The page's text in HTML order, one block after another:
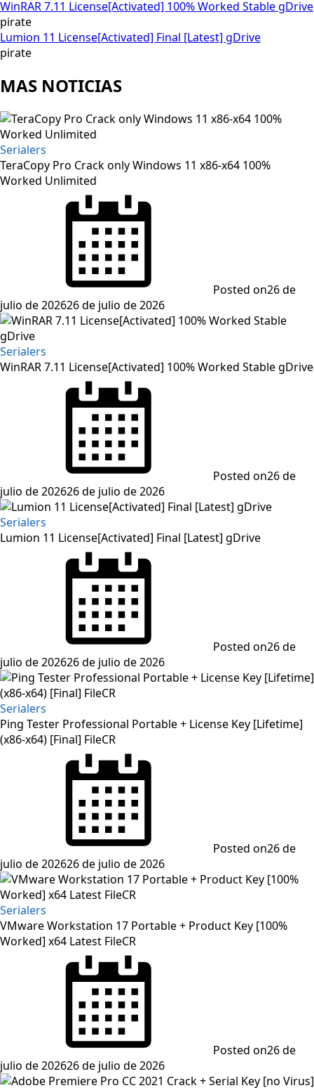
WinRAR 7.11 License[Activated] 100% Worked Stable gDrive
pirate
Lumion 11 License[Activated] Final [Latest] gDrive
pirate
MAS NOTICIAS
Serialers
TeraCopy Pro Crack only Windows 11 x86-x64 100%
Worked Unlimited
Posted on26 de
julio de 202626 de julio de 2026
Serialers
WinRAR 7.11 License[Activated] 100% Worked Stable gDrive
Posted on26 de
julio de 202626 de julio de 2026
Serialers
Lumion 11 License[Activated] Final [Latest] gDrive
Posted on26 de
julio de 202626 de julio de 2026
Serialers
Ping Tester Professional Portable + License Key [Lifetime]
(x86-x64) [Final] FileCR
Posted on26 de
julio de 202626 de julio de 2026
Serialers
VMware Workstation 17 Portable + Product Key [100%
Worked] x64 Latest FileCR
Posted on26 de
julio de 202626 de julio de 2026